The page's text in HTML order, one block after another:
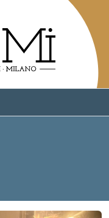
e traduttori